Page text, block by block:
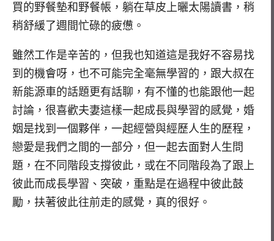
買的野餐墊和野餐帳，躺在草皮上曬太陽讀書，稍
稍舒緩了週間忙碌的疲憊。
雖然工作是辛苦的，但我也知道這是我好不容易找
到的機會呀，也不可能完全毫無學習的，跟大叔在
新能源車的話題更有話聊，有不懂的也能跟他一起
討論，很喜歡夫妻這樣一起成長與學習的感覺，婚
姻是找到一個夥伴，一起經營與經歷人生的歷程，
戀愛是我們之間的一部分，但一起去面對人生問
題，在不同階段支撐彼此，或在不同階段為了跟上
彼此而成長學習、突破，重點是在過程中彼此鼓
勵，扶著彼此往前走的感覺，真的很好。